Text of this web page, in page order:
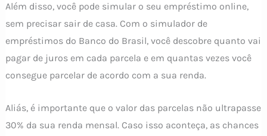
Além disso, você pode simular o seu empréstimo online,
sem precisar sair de casa. Com o simulador de
empréstimos do Banco do Brasil, você descobre quanto vai
pagar de juros em cada parcela e em quantas vezes você
consegue parcelar de acordo com a sua renda.
Aliás, é importante que o valor das parcelas não ultrapasse
30% da sua renda mensal. Caso isso aconteça, as chances